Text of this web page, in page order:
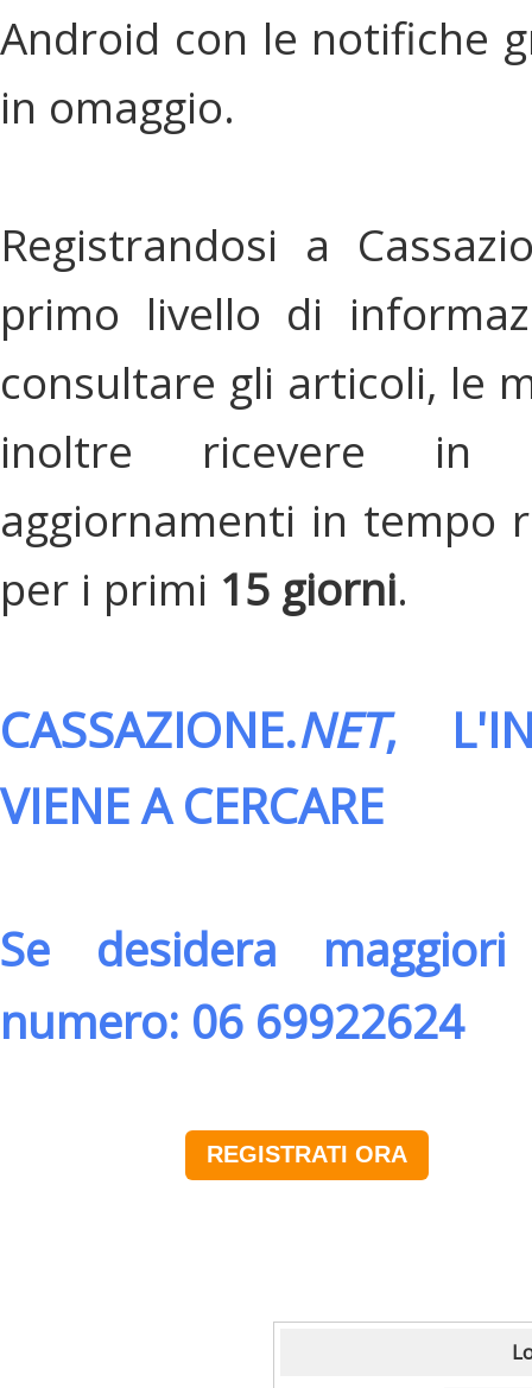
Android con le notifiche
in omaggio.
Registrandosi a
primo livello di
consultare gli articoli, le
inoltre ricevere in
aggiornamenti in tempo
per i primi 15 giorni.
CASSAZIONE.NET,
VIENE A CERCARE
Se desidera
numero: 06 69922624
REGISTRATI ORA